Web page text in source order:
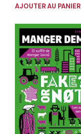
AJOUTER AU PANIER